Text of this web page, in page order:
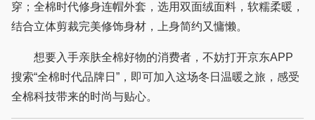
穿；全棉时代修身连帽外套，选用双面绒面料，软糯柔暖，
结合立体剪裁完美修饰身材，上身简约又慵懒。
想要入手亲肤全棉好物的消费者，不妨打开京东APP
搜索“全棉时代品牌日”，即可加入这场冬日温暖之旅，感受
全棉科技带来的时尚与贴心。